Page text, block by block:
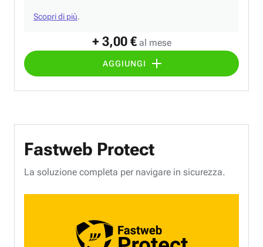
+ 3,00 € al mese
AGGIUNGI
Scopri di più.
Fastweb Protect
La soluzione completa per navigare in sicurezza.